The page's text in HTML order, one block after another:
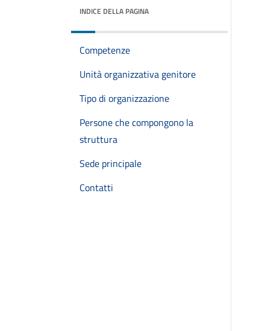
INDICE DELLA PAGINA
Competenze
Unità organizzativa genitore
Tipo di organizzazione
Persone che compongono la
struttura
Sede principale
Contatti